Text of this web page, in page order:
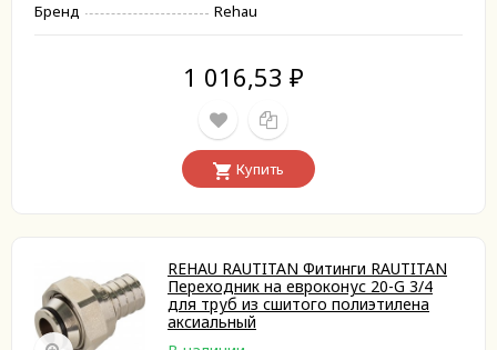
Бренд Rehau
1 016,53 ₽
Купить
REHAU RAUTITAN Фитинги RAUTITAN
Переходник на евроконус 20-G 3/4
для труб из сшитого полиэтилена
аксиальный